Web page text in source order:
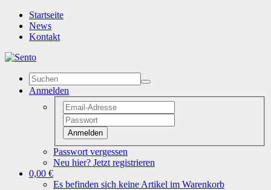
Startseite
News
Kontakt
Anmelden
Anmelden
Passwort vergessen
Neu hier? Jetzt registrieren
0,00 €
Es befinden sich keine Artikel im Warenkorb